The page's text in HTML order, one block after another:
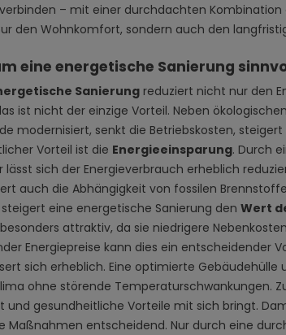
– mit einer durchdachten
den Wohnkomfort, sondern auch den
eine energetische Sanierung
Sanierungreduziert nicht nur den
ist nicht der einzige Vorteil. Neben
modernisiert, senkt die Betriebskosten,
Vorteil ist die Energieeinsparung. Durch
lässt sich der Energieverbrauch erheblich
auch die Abhängigkeit von fossilen
eine energetische Sanierung den Wert
attraktiv, da sie niedrigere
Energiepreise kann dies ein entscheidender
sich erheblich. Eine optimierte
ohne störende Temperaturschwankungen.
und gesundheitliche Vorteile mit sich bringt.
Maßnahmen entscheidend. Nur durch eine